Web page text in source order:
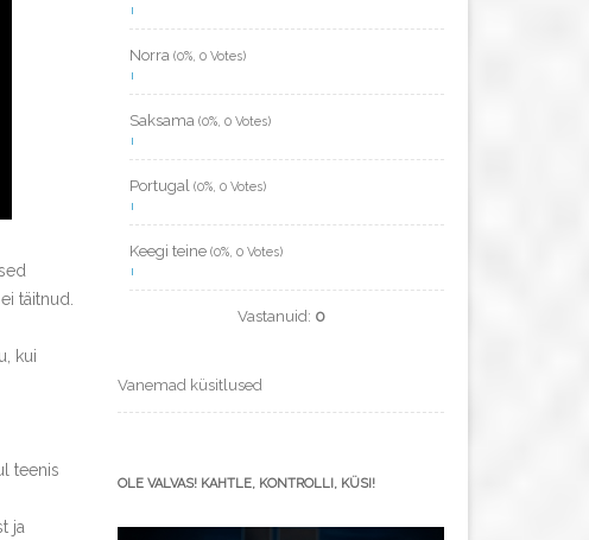
täitnud.
kui
teenis
ja
Norra (0%, 0 Votes)
Saksama (0%, 0 Votes)
Portugal (0%, 0 Votes)
Keegi teine (0%, 0 Votes)
Vastanuid: 0
Vanemad küsitlused
OLE VALVAS! KAHTLE, KONTROLLI, KÜSI!